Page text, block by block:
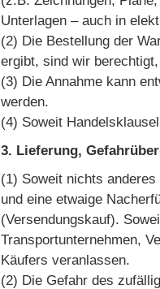
Unterlagen – auch in
(2) Die Bestellung der
ergibt, sind wir
(3) Die Annahme kann
werden.
(4) Soweit
3. Lieferung,
(1) Soweit nichts
und eine etwaige
(Versendungskauf).
Transportunternehmen,
Käufers veranlassen.
(2) Die Gefahr des